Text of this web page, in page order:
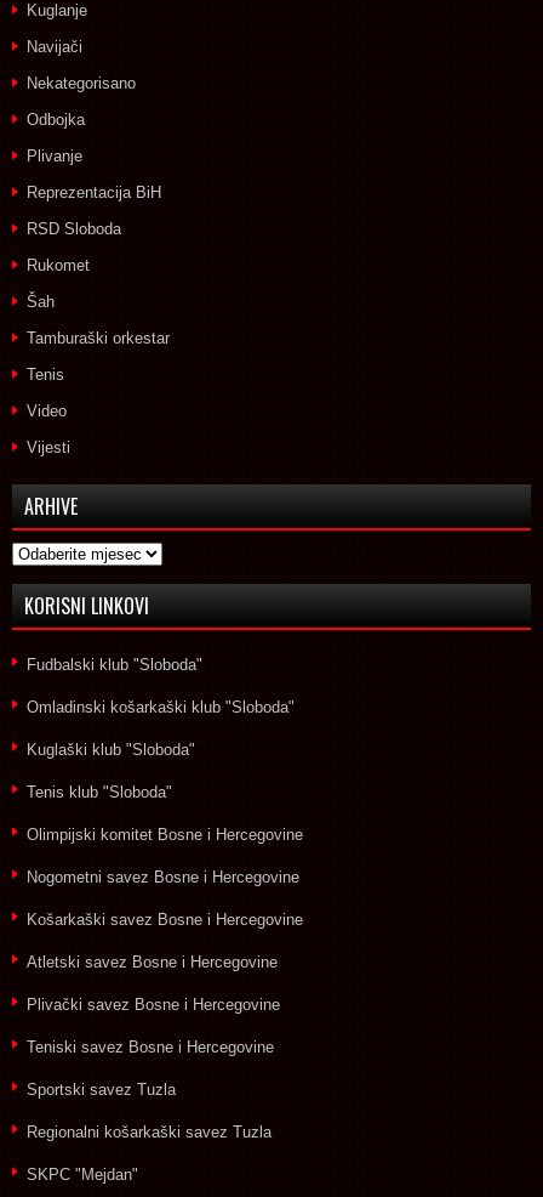
Kuglanje
Navijači
Nekategorisano
Odbojka
Plivanje
Reprezentacija BiH
RSD Sloboda
Rukomet
Šah
Tamburaški orkestar
Tenis
Video
Vijesti
ARHIVE
Arhive
KORISNI LINKOVI
Fudbalski klub "Sloboda"
Omladinski košarkaški klub "Sloboda"
Kuglaški klub "Sloboda"
Tenis klub "Sloboda"
Olimpijski komitet Bosne i Hercegovine
Nogometni savez Bosne i Hercegovine
Košarkaški savez Bosne i Hercegovine
Atletski savez Bosne i Hercegovine
Plivački savez Bosne i Hercegovine
Teniski savez Bosne i Hercegovine
Sportski savez Tuzla
Regionalni košarkaški savez Tuzla
SKPC "Mejdan"